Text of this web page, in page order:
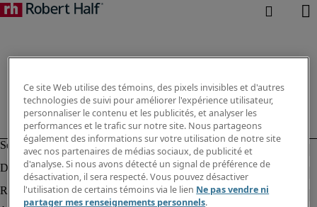
Ce site Web utilise des témoins, des pixels invisibles et d'autres
technologies de suivi pour améliorer l'expérience utilisateur,
personnaliser le contenu et les publicités, et analyser les
performances et le trafic sur notre site. Nous partageons
également des informations sur votre utilisation de notre site
avec nos partenaires de médias sociaux, de publicité et
d'analyse. Si nous avons détecté un signal de préférence de
désactivation, il sera respecté. Vous pouvez désactiver
l'utilisation de certains témoins via le lien Ne pas vendre ni
partager mes renseignements personnels.